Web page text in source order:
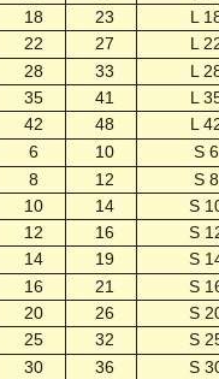
18 23
L
22 27
L
28 33
L
35 41
L
42 48
L
6 10
S 6
8 12
S 8
10 14
S
12 16
S
14 19
S
16 21
S
20 26
S
25 32
S
30 36
S